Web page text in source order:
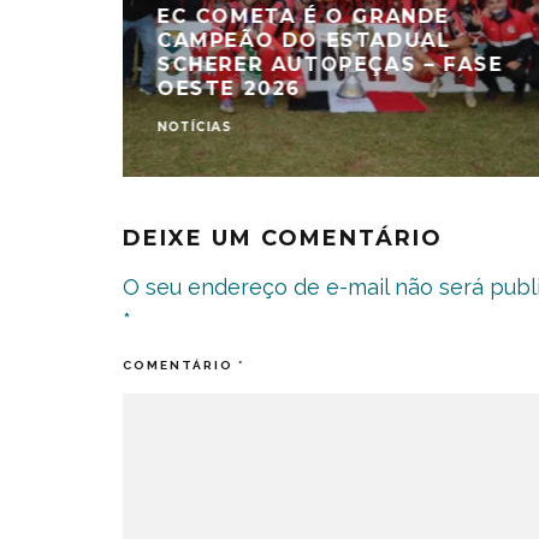
EC COMETA É O GRANDE
CAMPEÃO DO ESTADUAL
SCHERER AUTOPEÇAS – FASE
OESTE 2026
NOTÍCIAS
DEIXE UM COMENTÁRIO
O seu endereço de e-mail não será
*
COMENTÁRIO *